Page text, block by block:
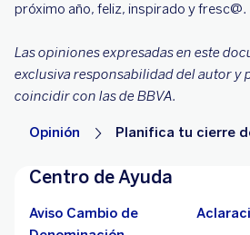
próximo año, feliz, inspirado y fresc@.
Las opiniones expresadas en este
exclusiva responsabilidad del autor y
coincidir con las de BBVA.
Opinión Planifica tu cierre
Centro de Ayuda
Aviso Cambio de